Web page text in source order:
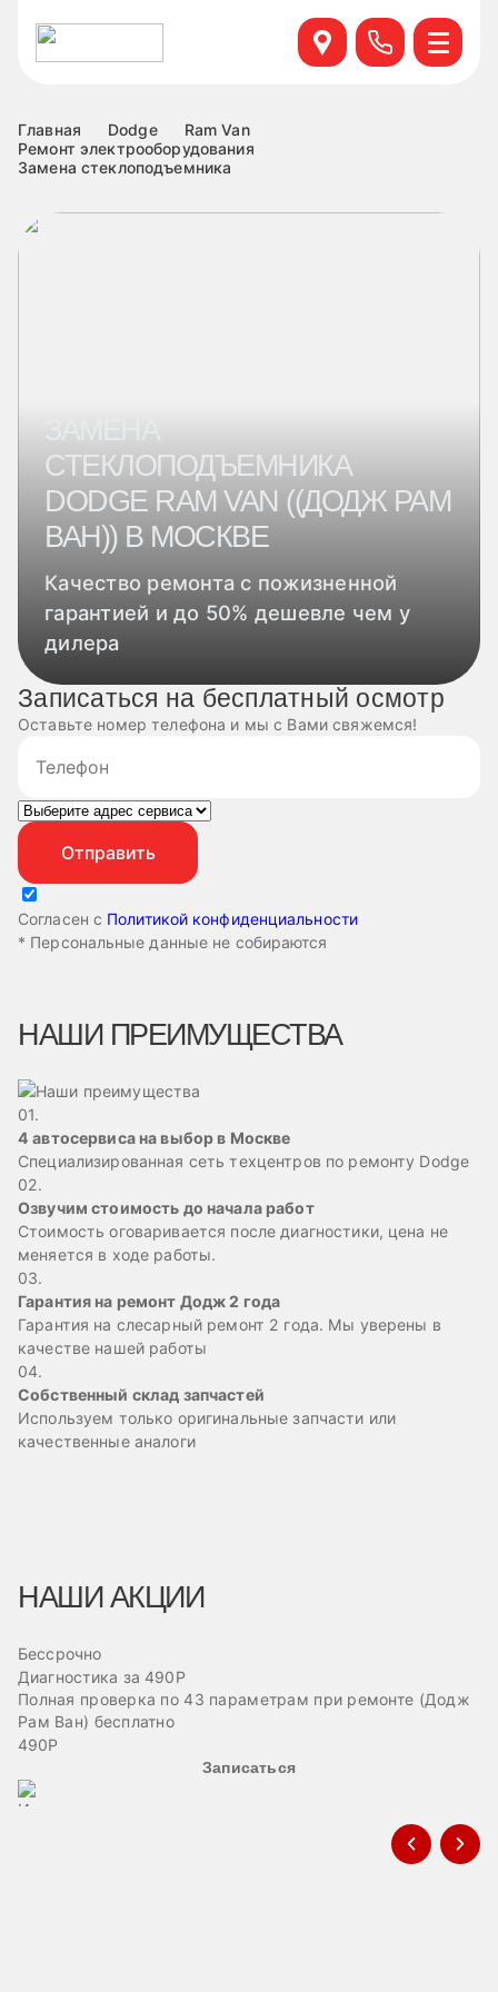
Севастопольский пр. 95 б, к.6
+7 499 495-45-76
+7 499 460-63-34
ул. Удальцова, 60, к.1
Главная Dodge
Ram Van
Ремонт электрооборудования
Замена стеклоподъемника
СТЕКЛОПОДЪЕМНИКА
DODGE RAM VAN ((ДОДЖ РАМ
ВАН)) В МОСКВЕ
Качество ремонта с пожизненной
гарантией и до 50% дешевле чем у
дилера
Записаться на бесплатный осмотр
Оставьте номер телефона и мы с Вами свяжемся!
Согласен с Политикой конфиденциальности
* Персональные данные не собираются
НАШИ ПРЕИМУЩЕСТВА
01.
4 автосервиса на выбор в Москве
Специализированная сеть техцентров по ремонту Dodge
02.
Озвучим стоимость до начала работ
Стоимость оговаривается после диагностики, цена не
меняется в ходе работы.
03.
Гарантия на ремонт Додж 2 года
Гарантия на слесарный ремонт 2 года. Мы уверены в
качестве нашей работы
04.
Собственный склад запчастей
Используем только оригинальные запчасти или
качественные аналоги
НАШИ АКЦИИ
Бессрочно
Диагностика за 490Р
Полная проверка по 43 параметрам при ремонте (Додж
Рам Ван) бесплатно
490Р
Записаться